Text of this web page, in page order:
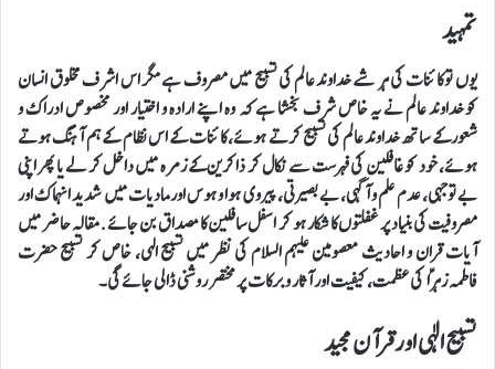
تمہید
یوں تو کائنات کی ہر شے خداوند عالم کی تسبیح میں مصروف ہے مگر اس اشرف مخلوق انسان
کو خداوند عالم نے یہ خاص شرف بخشا ہے کہ وہ اپنے ارادہ و اختیار اور مخصوص ادراک و
شعور کے ساتھ خداوند عالم کی تسبیح کرتے ہوئے، کائنات کے اس نظام کے ہم آہنگ ہوتے
ہوئے، خود کو غافلین کی فہرست سے نکال کر ذاکرین کے زمرہ میں داخل کر لے یا پھر اپنی
بے توجہی، عدم علم و آگہی، بے بصیرتی، پیروی ہوا و ہوس اور مادیات میں شدید انہماک اور
مصروفیت کی بنیاد پر غفلتوں کا شکار ہو کر اسفل سافلین کا مصداق بن جائے. مقالہ حاضر میں
آیات قران و احادیث معصومین علیہم السلام کی نظر میں تسبیح الہی، خاص کر تسبیح حضرت
فاطمہ زہراؑ کی عظمت، کیفیت اور آثار و برکات پر مختصر روشنی ڈالی جائے گی۔
تسبیح الٰہی اورقرآن مجید